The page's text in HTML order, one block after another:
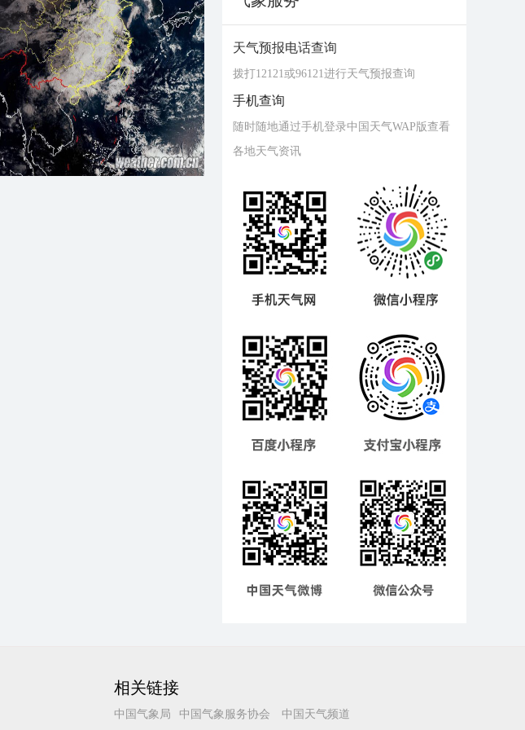
天气预报电话查询
拨打12121或96121进行天气预报查询
手机查询
随时随地通过手机登录中国天气WAP版查看
各地天气资讯
相关链接
中国气象局 中国气象服务协会 中国天气频道